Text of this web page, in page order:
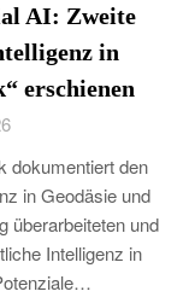
AI: Zweite
in
erschienen
dokumentiert den
in Geodäsie und
überarbeiteten und
Intelligenz in